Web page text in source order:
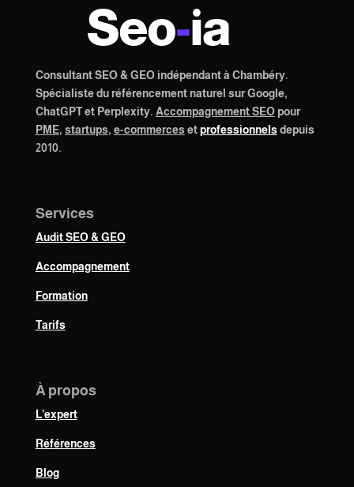
Seo-ia
Consultant SEO & GEO indépendant à Chambéry.
Spécialiste du référencement naturel sur Google,
ChatGPT et Perplexity. Accompagnement SEOpour
PME, startups, e-commerces etprofessionnelsdepuis
2010.
Services
Audit SEO & GEO
Accompagnement
Formation
Tarifs
À propos
L’expert
Références
Blog